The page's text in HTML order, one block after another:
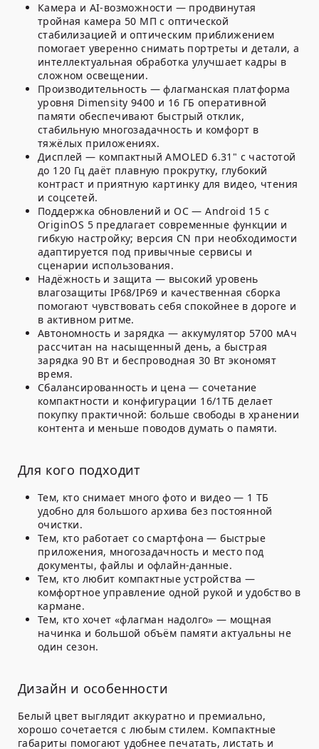
Камера и AI-возможности — продвинутая
тройная камера 50 МП с оптической
стабилизацией и оптическим приближением
помогает уверенно снимать портреты и детали, а
интеллектуальная обработка улучшает кадры в
сложном освещении.
Производительность — флагманская платформа
уровня Dimensity 9400 и 16 ГБ оперативной
памяти обеспечивают быстрый отклик,
стабильную многозадачность и комфорт в
тяжёлых приложениях.
Дисплей — компактный AMOLED 6.31" с частотой
до 120 Гц даёт плавную прокрутку, глубокий
контраст и приятную картинку для видео, чтения
и соцсетей.
Поддержка обновлений и ОС — Android 15 с
OriginOS 5 предлагает современные функции и
гибкую настройку; версия CN при необходимости
адаптируется под привычные сервисы и
сценарии использования.
Надёжность и защита — высокий уровень
влагозащиты IP68/IP69 и качественная сборка
помогают чувствовать себя спокойнее в дороге и
в активном ритме.
Автономность и зарядка — аккумулятор 5700 мАч
рассчитан на насыщенный день, а быстрая
зарядка 90 Вт и беспроводная 30 Вт экономят
время.
Сбалансированность и цена — сочетание
компактности и конфигурации 16/1ТБ делает
покупку практичной: больше свободы в хранении
контента и меньше поводов думать о памяти.
Для кого подходит
Тем, кто снимает много фото и видео — 1 ТБ
удобно для большого архива без постоянной
очистки.
Тем, кто работает со смартфона — быстрые
приложения, многозадачность и место под
документы, файлы и офлайн-данные.
Тем, кто любит компактные устройства —
комфортное управление одной рукой и удобство в
кармане.
Тем, кто хочет «флагман надолго» — мощная
начинка и большой объём памяти актуальны не
один сезон.
Дизайн и особенности
Белый цвет выглядит аккуратно и премиально,
хорошо сочетается с любым стилем. Компактные
габариты помогают удобнее печатать, листать и